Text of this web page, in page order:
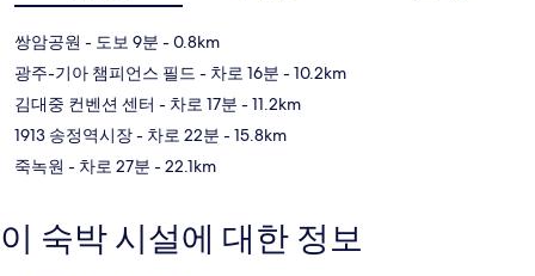
쌍암공원 - 도보 9분 - 0.8km
광주-기아 챔피언스 필드 - 차로 16분 - 10.2km
김대중 컨벤션 센터 - 차로 17분 - 11.2km
1913 송정역시장- 차로 22분 - 15.8km
죽녹원 - 차로 27분 - 22.1km
이 숙박 시설에 대한 정보